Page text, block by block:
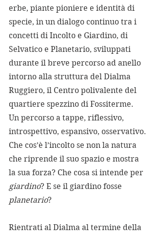
erbe, piante pioniere e identità di
specie, in un dialogo continuo tra i
concetti di Incolto e Giardino, di
Selvatico e Planetario, sviluppati
durante il breve percorso ad anello
intorno alla struttura del Dialma
Ruggiero, il Centro polivalente del
quartiere spezzino di Fossiterme.
Un percorso a tappe, riflessivo,
introspettivo, espansivo, osservativo.
Che cos’è l’incolto se non la natura
che riprende il suo spazio e mostra
la sua forza? Che cosa si intende per
giardino? E se il giardino fosse
planetario?
Rientrati al Dialma al termine della